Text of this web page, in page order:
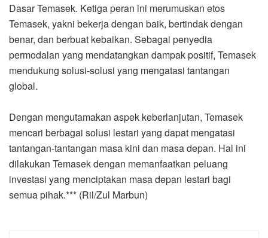
Dasar Temasek. Ketiga peran ini merumuskan etos
Temasek, yakni bekerja dengan baik, bertindak dengan
benar, dan berbuat kebaikan. Sebagai penyedia
permodalan yang mendatangkan dampak positif, Temasek
mendukung solusi-solusi yang mengatasi tantangan
global.
Dengan mengutamakan aspek keberlanjutan, Temasek
mencari berbagai solusi lestari yang dapat mengatasi
tantangan-tantangan masa kini dan masa depan. Hal ini
dilakukan Temasek dengan memanfaatkan peluang
investasi yang menciptakan masa depan lestari bagi
semua pihak.*** (Ril/Zul Marbun)